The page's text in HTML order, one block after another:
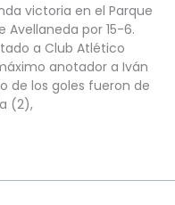
victoria en el Parque
Avellaneda por 15-6.
a Club Atlético
anotador a Iván
de los goles fueron de
(2),